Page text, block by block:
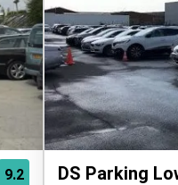
9.2 DS Parking